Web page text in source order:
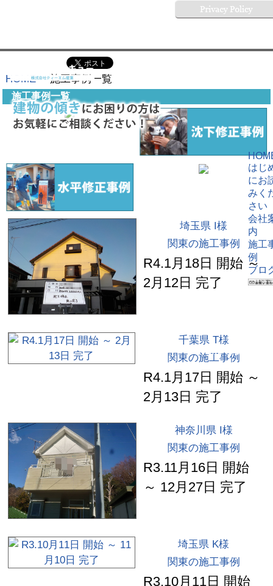
はじ
にお
みく
さい
会社
内
施工
例
ブロ
HOME 施工事例一覧
施工事例一覧
埼玉県 I様
関東の施工事例
R4.1月18日 開始 ～
2月12日 完了
千葉県 T様
関東の施工事例
R4.1月17日 開始 ～
2月13日 完了
神奈川県 I様
関東の施工事例
R3.11月16日 開始
～ 12月27日 完了
埼玉県 K様
関東の施工事例
R3.10月11日 開始